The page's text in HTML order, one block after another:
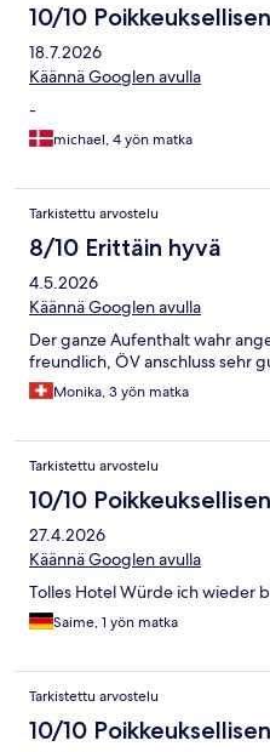
10/10
18.7.2026
Käännä Googlen avulla
-
michael, 4 yön matka
Tarkistettu arvostelu
8/10 Erittäin hyvä
4.5.2026
Käännä Googlen avulla
Der ganze Aufenthalt wahr
freundlich, ÖV anschluss sehr
Monika, 3 yön matka
Tarkistettu arvostelu
10/10
27.4.2026
Käännä Googlen avulla
Tolles Hotel Würde ich wieder
Saime, 1 yön matka
Tarkistettu arvostelu
10/10